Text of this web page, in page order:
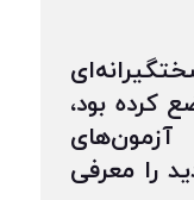
کرده بود،
آزمون‌های
را معرفی